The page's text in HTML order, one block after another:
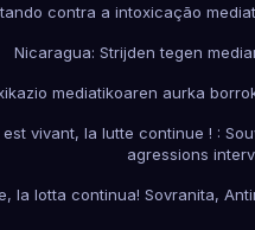
contra a intoxicação
Nicaragua: Strijden tegen
mediatikoaren aurka
est vivant, la lutte continue ! :
agressions
la lotta continua! Sovranita,